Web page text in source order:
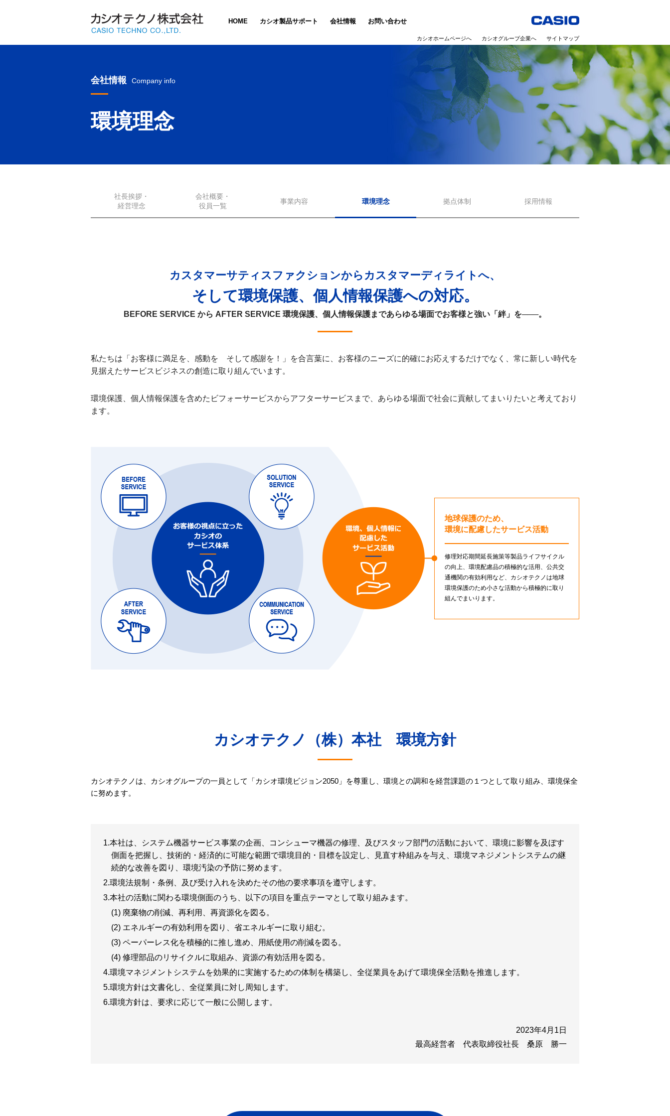
HOME カシオ製品サポート 会社情報 お問い合わせ
カシオホームページへ カシオグループ企業へ サイトマップ
会社情報 Company info
環境理念
社長挨拶・
経営理念
会社概要・
役員一覧
事業内容 環境理念 拠点体制 採用情報
カスタマーサティスファクションからカスタマーディライトへ、
そして環境保護、個人情報保護への対応。
BEFORE SERVICE から AFTER SERVICE 環境保護、個人情報保護まであらゆる場面でお客様と強い「絆」を───。
私たちは「お客様に満足を、感動を そして感謝を！」を合言葉に、お客様のニーズに的確にお応えするだけでなく、常に新しい時代を
見据えたサービスビジネスの創造に取り組んでいます。
環境保護、個人情報保護を含めたビフォーサービスからアフターサービスまで、あらゆる場面で社会に貢献してまいりたいと考えており
ます。
地球保護のため、
環境に配慮したサービス活動
修理対応期間延長施策等製品ライフサイクル
の向上、環境配慮品の積極的な活用、公共交
通機関の有効利用など、カシオテクノは地球
環境保護のため小さな活動から積極的に取り
組んでまいります。
カシオテクノ（株）本社 環境方針
カシオテクノは、カシオグループの一員として「カシオ環境ビジョン2050」を尊重し、環境との調和を経営課題の１つとして取り組み、環境保全
に努めます。
本社は、システム機器サービス事業の企画、コンシューマ機器の修理、及びスタッフ部門の活動において、環境に影響を及ぼす
側面を把握し、技術的・経済的に可能な範囲で環境目的・目標を設定し、見直す枠組みを与え、環境マネジメントシステムの継
続的な改善を図り、環境汚染の予防に努めます。
環境法規制・条例、及び受け入れを決めたその他の要求事項を遵守します。
本社の活動に関わる環境側面のうち、以下の項目を重点テーマとして取り組みます。
(1) 廃棄物の削減、再利用、再資源化を図る。
(2) エネルギーの有効利用を図り、省エネルギーに取り組む。
(3) ペーパーレス化を積極的に推し進め、用紙使用の削減を図る。
(4) 修理部品のリサイクルに取組み、資源の有効活用を図る。
環境マネジメントシステムを効果的に実施するための体制を構築し、全従業員をあげて環境保全活動を推進します。
環境方針は文書化し、全従業員に対し周知します。
環境方針は、要求に応じて一般に公開します。
2023年4月1日
最高経営者 代表取締役社長 桑原 勝一